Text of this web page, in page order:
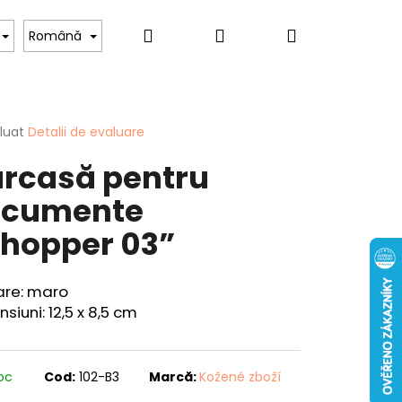
Pentru iubitorii de câini Pentru femei
Română CăutareAutentificare
Coş
Detalii de evaluare
pentru
03”
maro
12,5 x 8,5 cm
Cod: 102-B3 Marcă:Kožené zboží
- "CRAP" - 40